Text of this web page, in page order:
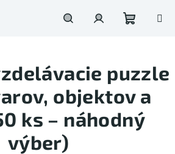
košík
puzzle
objektov a
ks – náhodný
výber)